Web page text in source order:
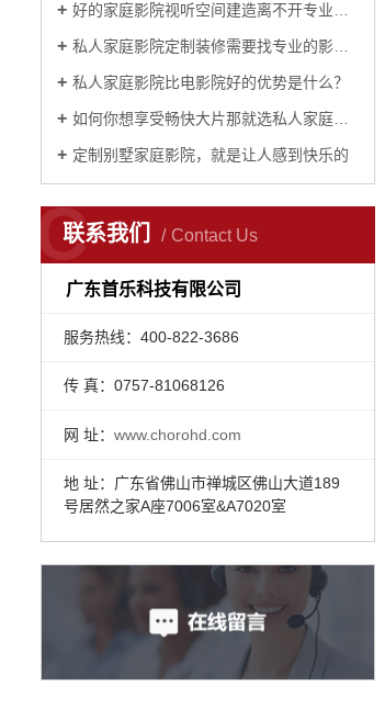
好的家庭影院视听空间建造离不开专业设计
私人家庭影院定制装修需要找专业的影音公司？
私人家庭影院比电影院好的优势是什么？
如何你想享受畅快大片那就选私人家庭影院定制？
定制别墅家庭影院，就是让人感到快乐的
联系我们 Contact Us
C
广东首乐科技有限公司
服务热线：400-822-3686
传 真：0757-81068126
网 址： www.chorohd.com
地 址：广东省佛山市禅城区佛山大道189
号居然之家A座7006室&A7020室